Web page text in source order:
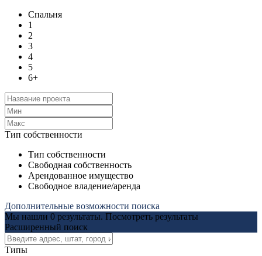
Спальня
1
2
3
4
5
6+
Тип собственности
Тип собственности
Свободная собственность
Арендованное имущество
Свободное владение/аренда
Дополнительные возможности поиска
Мы нашли 0 результаты. Посмотреть результаты
Расширенный поиск
Типы